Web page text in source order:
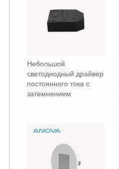
Небольшой
светодиодный драйвер
постоянного тока с
затемнением